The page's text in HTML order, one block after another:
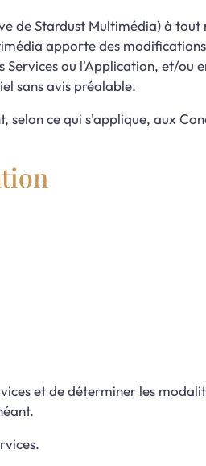
de Stardust Multimédia) à tout
apporte des
ou l'Application, et/ou
sans avis préalable.
ce qui s'applique, aux
et de déterminer les